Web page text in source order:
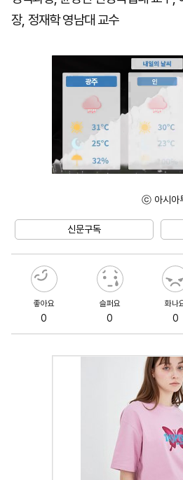
장, 정재학 영남대 교수
ⓒ 아시아
신문구독
좋아요
0
슬퍼요
0
화나
0